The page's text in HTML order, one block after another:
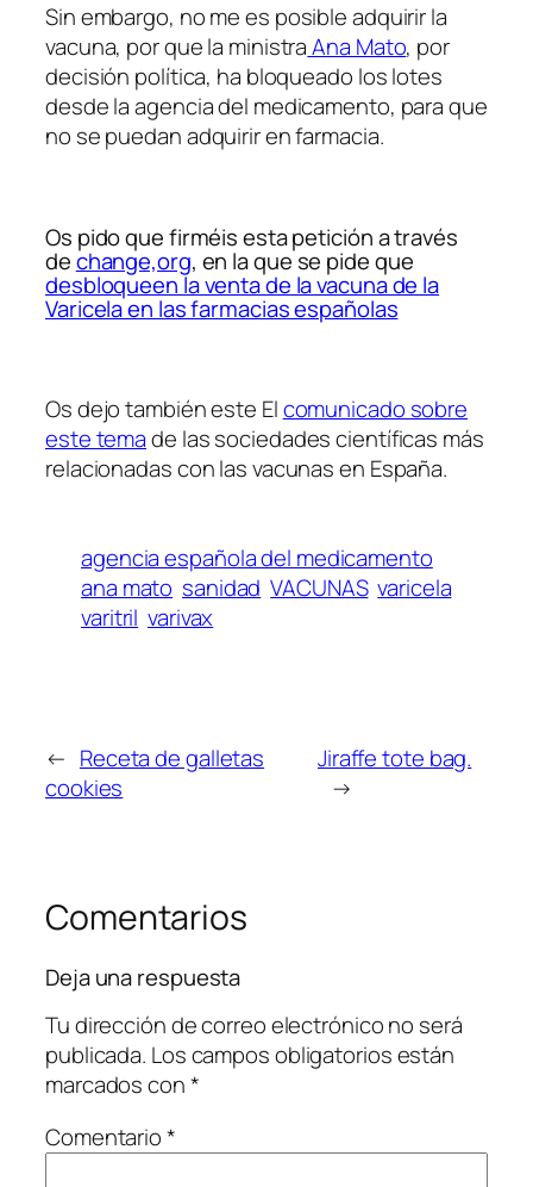
Sin embargo, no me es posible adquirir la
vacuna, por que la ministraAna Mato, por
decisión política, ha bloqueado los lotes
desde la agencia del medicamento, para que
no se puedan adquirir en farmacia.
Os pido que firméis esta petición a través
dechange,org, en la que se pide que
desbloqueen la venta de la vacuna de la
Varicela en las farmacias españolas
Os dejo también este Elcomunicado sobre
este temade las sociedades científicas más
relacionadas con las vacunas en España.
agencia española del medicamento
ana mato sanidad VACUNAS varicela
varitril varivax
← Receta de galletas
cookies
Jiraffe tote bag.
→
Comentarios
Deja una respuesta
Tu dirección de correo electrónico no será
publicada. Los campos obligatorios están
marcados con*
Comentario*